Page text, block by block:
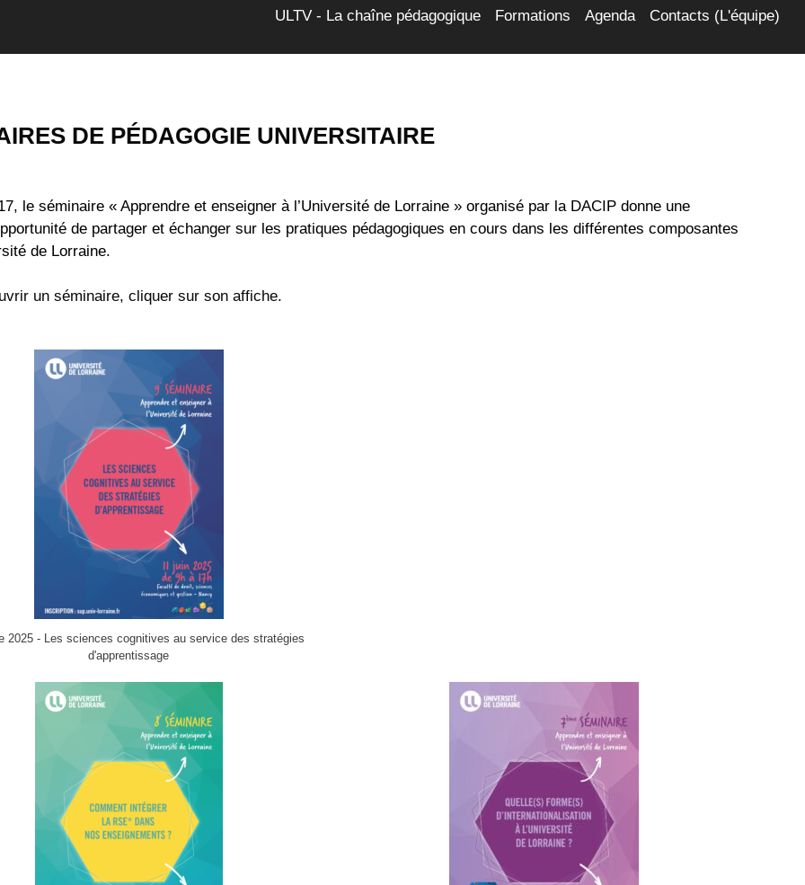
ULTV - La chaîne pédagogique Formations Agenda Contacts (L'équipe)
DE PÉDAGOGIE UNIVERSITAIRE
le séminaire « Apprendre et enseigner à l’Université de Lorraine » organisé par la DACIP donne une
de partager et échanger sur les pratiques pédagogiques en cours dans les différentes composantes
de Lorraine.
un séminaire, cliquer sur son affiche.
2025 - Les sciences cognitives au service des stratégies
d'apprentissage